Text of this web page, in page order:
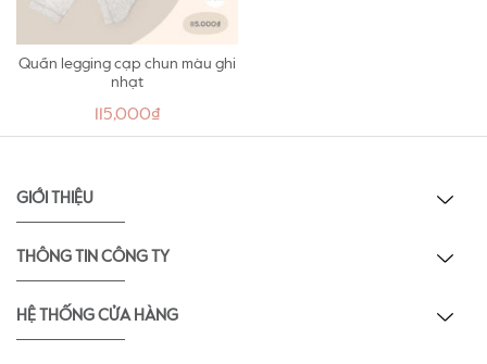
lượng sinh ra từ cơ thể bé, lưu giữ lại thật kỹ chứ
không bị thoát ra ngoài nên có thể giữ ấm rất tốt.
Quần legging cạp chun màu ghi
nhạt
115,000₫
GIỚI THIỆU
THÔNG TIN CÔNG TY
HỆ THỐNG CỬA HÀNG